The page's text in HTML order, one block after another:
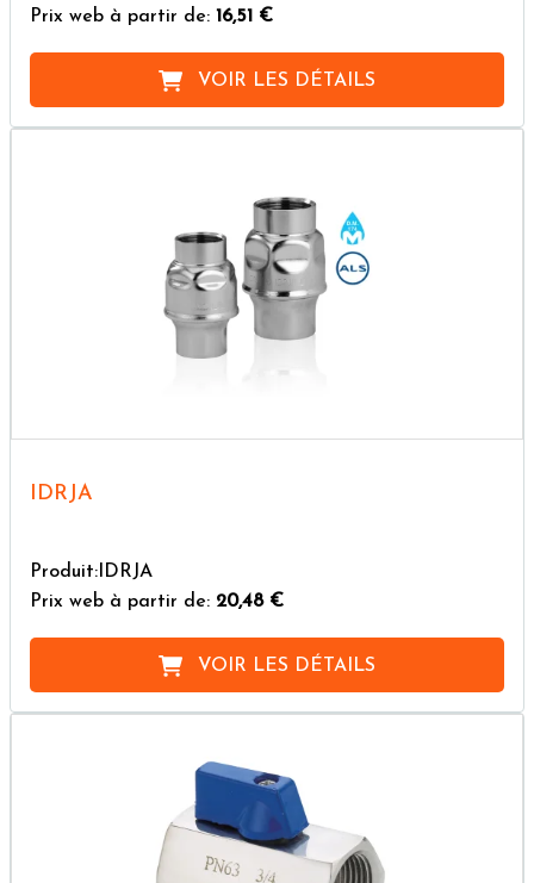
Prix web à partir de: 16,51 €
VOIR LES DÉTAILS
IDRJA
Produit:IDRJA
Prix web à partir de: 20,48 €
VOIR LES DÉTAILS